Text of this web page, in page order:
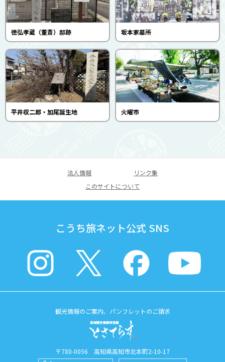
徳弘孝蔵（董斎）邸跡 坂本家墓所
平井収二郎・加尾誕生地 火曜市
法人情報
リンク集
このサイトについて
こうち旅ネット公式 SNS
観光情報のご案内、パンフレットのご請求
〒780-0056 高知県高知市北本町2-10-17